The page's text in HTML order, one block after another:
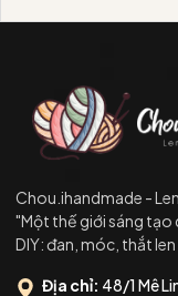
Chou.ihandmade -
"Một thế giới sáng tạo
DIY: đan, móc, thắt
Địa chỉ: 48/1 Mê